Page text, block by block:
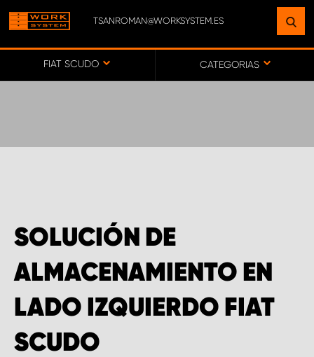
TSANROMAN@WORKSYSTEM.ES
FIAT SCUDO CATEGORIAS
SOLUCIÓN DE
ALMACENAMIENTO EN
LADO IZQUIERDO FIAT
SCUDO
ENCUENTRE UNA INSTALACIÓN
CERCA DE USTED